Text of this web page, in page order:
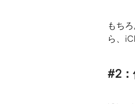
もち
ら、
#2